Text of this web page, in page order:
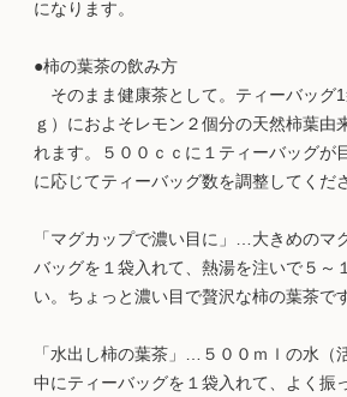
になります。
●柿の葉茶の飲み方
そのまま健康茶として。ティーバッグ
ｇ）におよそレモン２個分の天然柿葉由
れます。５００ｃｃに１ティーバッグが
に応じてティーバッグ数を調整してくだ
「マグカップで濃い目に」…大きめのマ
バッグを１袋入れて、熱湯を注いで５～
い。ちょっと濃い目で贅沢な柿の葉茶です
「水出し柿の葉茶」…５００ｍｌの水（
中にティーバッグを１袋入れて、よく振